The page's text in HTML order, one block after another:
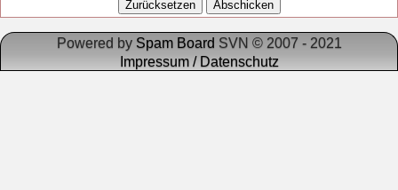
Powered by Spam Board SVN © 2007 - 2021
Impressum / Datenschutz